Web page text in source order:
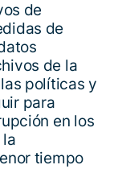
de
de
de la
políticas y
para
en los
tiempo